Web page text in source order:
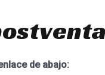
de abajo: